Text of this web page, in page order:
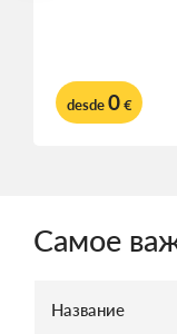
desde0€
Самое
Название